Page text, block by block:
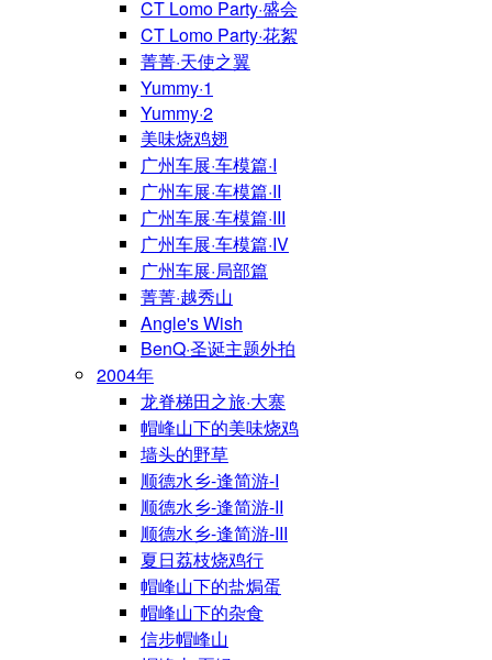
CT Lomo Party·盛会
CT Lomo Party·花絮
菁菁·天使之翼
Yummy·1
Yummy·2
美味烧鸡翅
广州车展·车模篇·I
广州车展·车模篇·II
广州车展·车模篇·III
广州车展·车模篇·IV
广州车展·局部篇
菁菁·越秀山
Angle's Wish
BenQ·圣诞主题外拍
2004年
龙脊梯田之旅·大寨
帽峰山下的美味烧鸡
墙头的野草
顺德水乡-逢简游-I
顺德水乡-逢简游-II
顺德水乡-逢简游-III
夏日荔枝烧鸡行
帽峰山下的盐焗蛋
帽峰山下的杂食
信步帽峰山